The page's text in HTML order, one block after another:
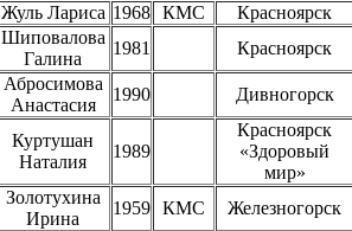
Жуль Лариса 1968 КМС
Красноярск
Шиповалова
Галина
1981 Красноярск
Абросимова
Анастасия
1990 Дивногорск
Куртушан
Наталия
1989
Красноярск
«Здоровый
мир»
Золотухина
Ирина
1959 КМС Железногорск